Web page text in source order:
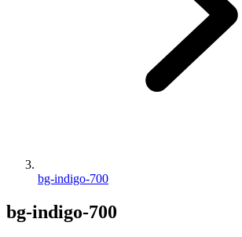
bg-indigo-700
bg-indigo-700